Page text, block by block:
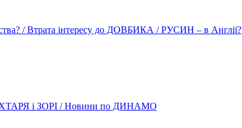
/ Втрата інтересу до ДОВБИКА / РУСИН – в Англії?
і ЗОРІ / Новини по ДИНАМО